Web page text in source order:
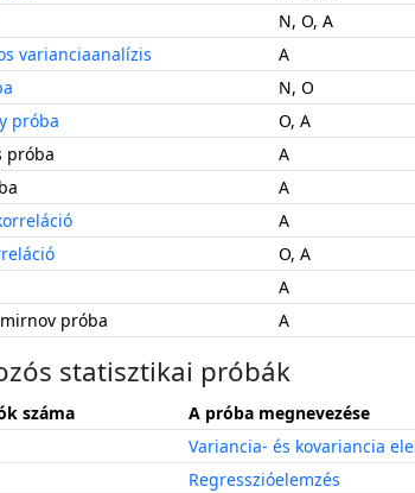
N, O, A
varianciaanalízis
A
N, O
próba
O, A
próba
A
A
A
O, A
A
próba
A
statisztikai próbák
száma
A próba megnevezése
Variancia- és kovariancia
Regresszióelemzés